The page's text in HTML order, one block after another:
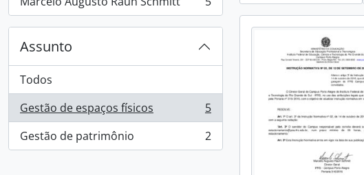
, 5 resultados
Assunto
Todos
Gestão de espaços físicos
, 5 resultados
5
Gestão de patrimônio
, 2 resultados 2